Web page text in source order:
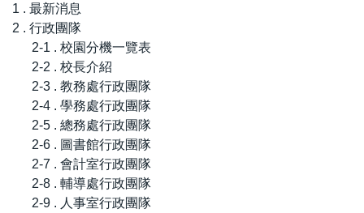
1 . 最新消息
2 . 行政團隊
2-1 . 校園分機一覽表
2-2 . 校長介紹
2-3 . 教務處行政團隊
2-4 . 學務處行政團隊
2-5 . 總務處行政團隊
2-6 . 圖書館行政團隊
2-7 . 會計室行政團隊
2-8 . 輔導處行政團隊
2-9 . 人事室行政團隊